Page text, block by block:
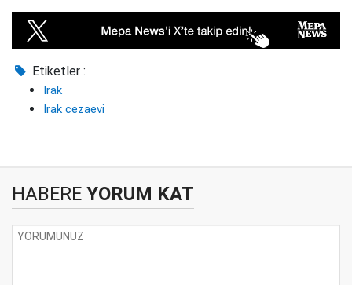
Etiketler :
Irak
Irak cezaevi
HABERE YORUM KAT